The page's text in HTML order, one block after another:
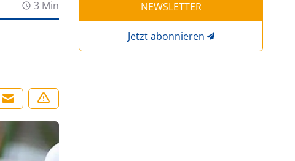
3 Min NEWSLETTER
Jetzt abonnieren